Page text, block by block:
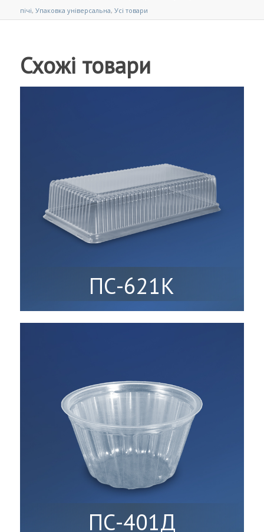
пічі, Упаковка універсальна, Усі товари
Схожі товари
ПС-621К
ПС-401Д